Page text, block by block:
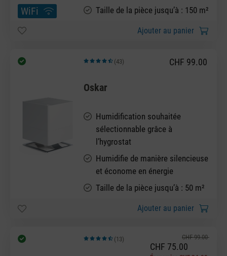
WiFi
Taille de la pièce jusqu’à : 150 m²
Ajouter au panier
Note moyenne de 4.72 sur 5 étoiles
(43) CHF 99.00
Oskar
Humidification souhaitée
sélectionnable grâce à
l’hygrostat
Humidifie de manière silencieuse
et économe en énergie
Taille de la pièce jusqu’à : 50 m²
Ajouter au panier
Note moyenne de 4.92 sur 5 étoiles
(13) CHF 99.00
CHF 75.00